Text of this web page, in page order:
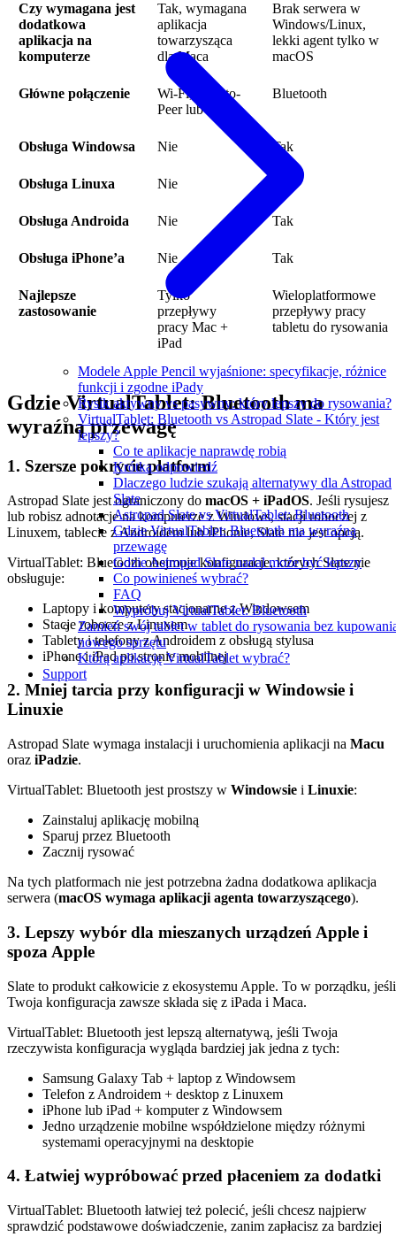
Modele Apple Pencil wyjaśnione: specyfikacje, różnice
funkcji i zgodne iPady
Rysik aktywny vs pasywny: który lepszy do rysowania?
VirtualTablet: Bluetooth vs Astropad Slate - Który jest
lepszy?
Co te aplikacje naprawdę robią
Krótka odpowiedź
Dlaczego ludzie szukają alternatywy dla Astropad
Slate
Astropad Slate vs VirtualTablet: Bluetooth
Gdzie VirtualTablet: Bluetooth ma wyraźną
przewagę
Gdzie Astropad Slate nadal może być lepszy
Co powinieneś wybrać?
FAQ
Wypróbuj VirtualTablet: Bluetooth
Zamień swój tablet w tablet do rysowania bez
nowego sprzętu
Którą aplikację VirtualTablet wybrać?
Support
Czy wymagana jest
dodatkowa
aplikacja na
komputerze
Tak, wymagana
aplikacja
towarzysząca
dla Maca
Brak serwera w
Windows/Linux,
lekki agent tylko w
macOS
Główne połączenie
Wi-Fi, Peer-to-
Peer lub USB
Bluetooth
Obsługa Windowsa Nie Tak
Obsługa Linuxa Nie
Obsługa Androida Nie Tak
Obsługa iPhone’a Nie Tak
Najlepsze
zastosowanie
Tylko
przepływy
pracy Mac +
iPad
Wieloplatformowe
przepływy pracy
tabletu do rysowania
Gdzie VirtualTablet: Bluetooth ma
wyraźną przewagę
1. Szersze pokrycie platform
Astropad Slate jest ograniczony do macOS + iPadOS. Jeśli rysujesz
lub robisz adnotacje na komputerze z Windows, stacji roboczej z
Linuxem, tablecie z Androidem lub iPhonie, Slate nie jest opcją.
VirtualTablet: Bluetooth obejmuje konfiguracje, których Slate nie
obsługuje:
Laptopy i komputery stacjonarne z Windowsem
Stacje robocze z Linuxem
Tablety i telefony z Androidem z obsługą stylusa
iPhone i iPad po stronie mobilnej
2. Mniej tarcia przy konfiguracji w Windowsie i
Linuxie
Astropad Slate wymaga instalacji i uruchomienia aplikacji na Macu
oraz iPadzie.
VirtualTablet: Bluetooth jest prostszy w Windowsie i Linuxie:
Zainstaluj aplikację mobilną
Sparuj przez Bluetooth
Zacznij rysować
Na tych platformach nie jest potrzebna żadna dodatkowa aplikacja
serwera (macOS wymaga aplikacji agenta towarzyszącego).
3. Lepszy wybór dla mieszanych urządzeń Apple i
spoza Apple
Slate to produkt całkowicie z ekosystemu Apple. To w porządku, jeśli
Twoja konfiguracja zawsze składa się z iPada i Maca.
VirtualTablet: Bluetooth jest lepszą alternatywą, jeśli Twoja
rzeczywista konfiguracja wygląda bardziej jak jedna z tych:
Samsung Galaxy Tab + laptop z Windowsem
Telefon z Androidem + desktop z Linuxem
iPhone lub iPad + komputer z Windowsem
Jedno urządzenie mobilne współdzielone między różnymi
systemami operacyjnymi na desktopie
4. Łatwiej wypróbować przed płaceniem za dodatki
VirtualTablet: Bluetooth łatwiej też polecić, jeśli chcesz najpierw
sprawdzić podstawowe doświadczenie, zanim zapłacisz za bardziej